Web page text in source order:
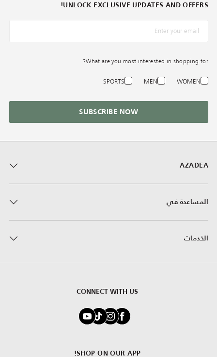
AZADEA
المساعدة في
الخدمات
CONNECT WITH US
SHOP ON OUR APP!
UNLOCK EXCLUSIVE UPDATES AND OFFERS!
*البريد الإلكترونيّ
What are you most interested in shopping for?
WOMEN
MEN
SPORTS
SUBSCRIBE NOW